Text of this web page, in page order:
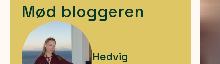
Mød bloggeren
Hedvig